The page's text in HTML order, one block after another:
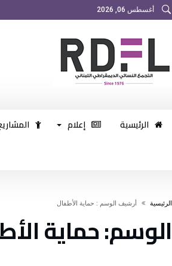
أغسطس 06, 2026
الرئيسية إعلام
‫الرئيسية‬ ‫أرشيف الوسم :‬ حماية الأطفال
الوسم:حماية